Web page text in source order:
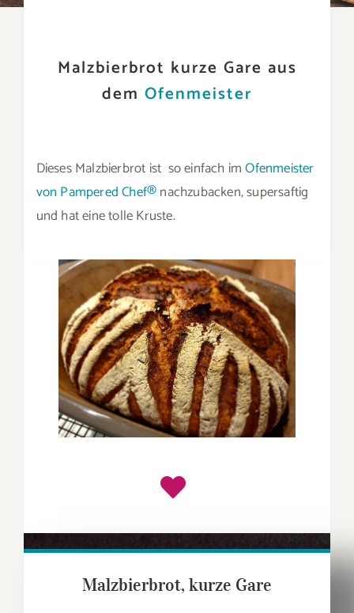
Malzbierbrot kurze Gare aus
dem Ofenmeister
Dieses Malzbierbrot ist so einfach imOfenmeister
von Pampered Chef®nachzubacken, supersaftig
und hat eine tolle Kruste.
Malzbierbrot, kurze Gare